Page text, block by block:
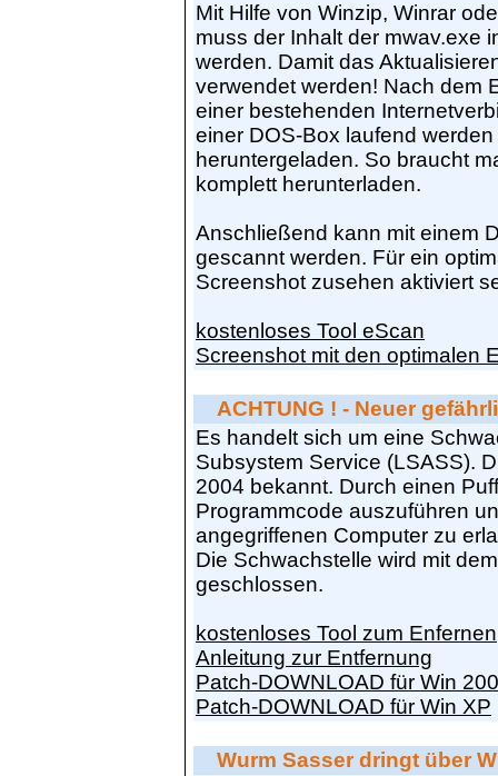
Mit Hilfe von Winzip, Winrar
muss der Inhalt der mwav.exe
werden. Damit das
verwendet werden! Nach dem
einer bestehenden
einer DOS-Box laufend
heruntergeladen. So braucht
komplett herunterladen.
Anschließend kann mit einem
gescannt werden. Für ein
Screenshot zusehen aktiviert
kostenloses Tool eScan
Screenshot mit den optimalen
ACHTUNG ! - Neuer
Es handelt sich um eine
Subsystem Service (LSASS).
2004 bekannt. Durch einen
Programmcode auszuführen
angegriffenen Computer zu
Die Schwachstelle wird mit
geschlossen.
kostenloses Tool zum Enfernen
Anleitung zur Entfernung
Patch-DOWNLOAD für Win
Patch-DOWNLOAD für Win XP
Wurm Sasser dringt über